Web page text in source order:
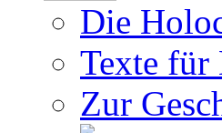
Die
Texte für
Zur